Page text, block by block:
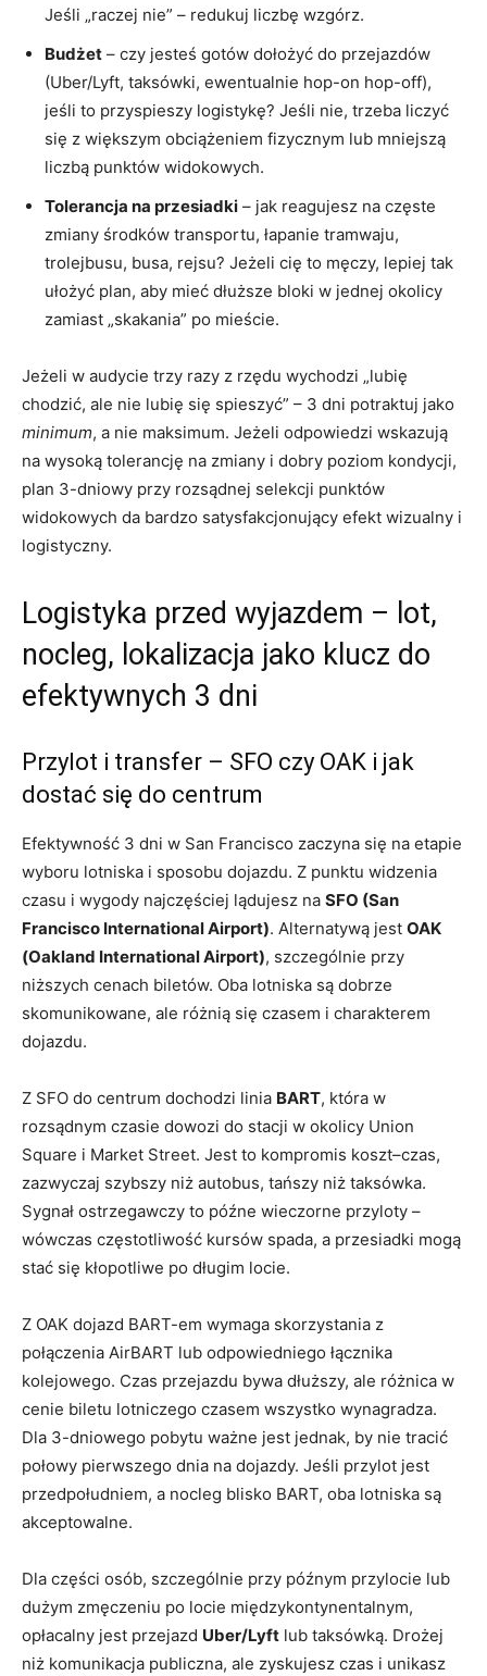
Jeśli „raczej nie” – redukuj liczbę wzgórz.
Budżet – czy jesteś gotów dołożyć do przejazdów
(Uber/Lyft, taksówki, ewentualnie hop-on hop-off),
jeśli to przyspieszy logistykę? Jeśli nie, trzeba liczyć
się z większym obciążeniem fizycznym lub mniejszą
liczbą punktów widokowych.
Tolerancja na przesiadki – jak reagujesz na częste
zmiany środków transportu, łapanie tramwaju,
trolejbusu, busa, rejsu? Jeżeli cię to męczy, lepiej tak
ułożyć plan, aby mieć dłuższe bloki w jednej okolicy
zamiast „skakania” po mieście.
Jeżeli w audycie trzy razy z rzędu wychodzi „lubię
chodzić, ale nie lubię się spieszyć” – 3 dni potraktuj jako
minimum, a nie maksimum. Jeżeli odpowiedzi wskazują
na wysoką tolerancję na zmiany i dobry poziom kondycji,
plan 3-dniowy przy rozsądnej selekcji punktów
widokowych da bardzo satysfakcjonujący efekt wizualny i
logistyczny.
Logistyka przed wyjazdem – lot,
nocleg, lokalizacja jako klucz do
efektywnych 3 dni
Przylot i transfer – SFO czy OAK i jak
dostać się do centrum
Efektywność 3 dni w San Francisco zaczyna się na etapie
wyboru lotniska i sposobu dojazdu. Z punktu widzenia
czasu i wygody najczęściej lądujesz na SFO (San
Francisco International Airport). Alternatywą jest OAK
(Oakland International Airport), szczególnie przy
niższych cenach biletów. Oba lotniska są dobrze
skomunikowane, ale różnią się czasem i charakterem
dojazdu.
Z SFO do centrum dochodzi linia BART, która w
rozsądnym czasie dowozi do stacji w okolicy Union
Square i Market Street. Jest to kompromis koszt–czas,
zazwyczaj szybszy niż autobus, tańszy niż taksówka.
Sygnał ostrzegawczy to późne wieczorne przyloty –
wówczas częstotliwość kursów spada, a przesiadki mogą
stać się kłopotliwe po długim locie.
Z OAK dojazd BART-em wymaga skorzystania z
połączenia AirBART lub odpowiedniego łącznika
kolejowego. Czas przejazdu bywa dłuższy, ale różnica w
cenie biletu lotniczego czasem wszystko wynagradza.
Dla 3-dniowego pobytu ważne jest jednak, by nie tracić
połowy pierwszego dnia na dojazdy. Jeśli przylot jest
przedpołudniem, a nocleg blisko BART, oba lotniska są
akceptowalne.
Dla części osób, szczególnie przy późnym przylocie lub
dużym zmęczeniu po locie międzykontynentalnym,
opłacalny jest przejazd Uber/Lyft lub taksówką. Drożej
niż komunikacja publiczna, ale zyskujesz czas i unikasz